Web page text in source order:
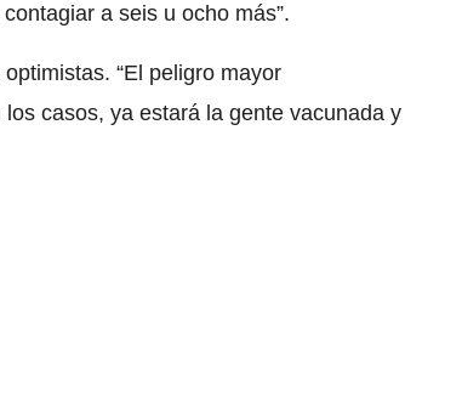
a seis u ocho más”.
“El peligro mayor
casos, ya estará la gente vacunada y